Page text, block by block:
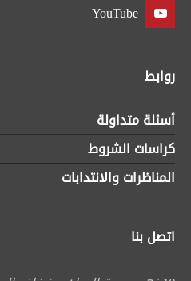
YouTube
روابط
أسئلة متداولة
كراسات الشروط
المناظرات والانتدابات
اتصل بنا